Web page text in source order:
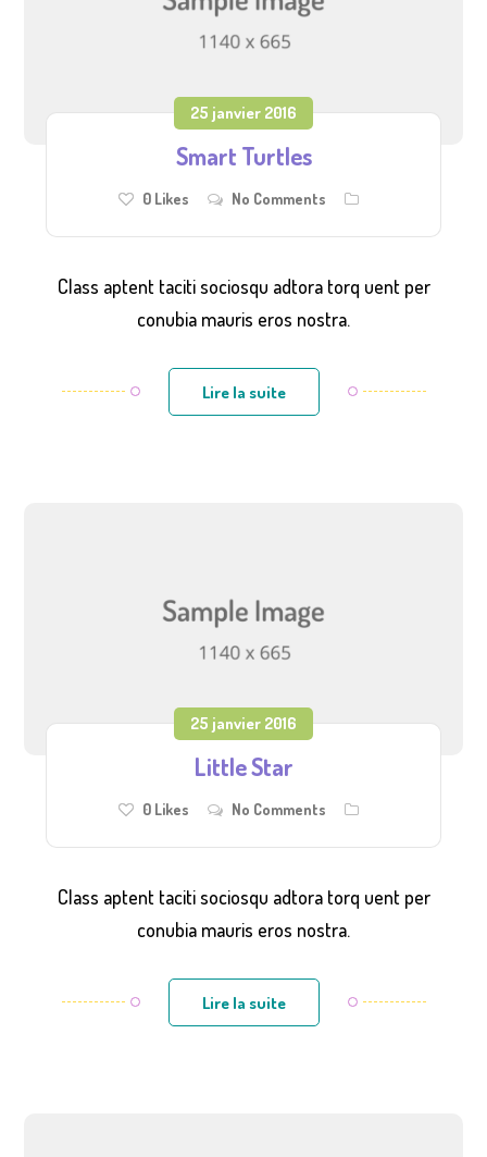
25 janvier 2016
Smart Turtles
0 Likes No Comments
Class aptent taciti sociosqu adtora torq uent per
conubia mauris eros nostra.
Lire la suite
25 janvier 2016
Little Star
0 Likes No Comments
Class aptent taciti sociosqu adtora torq uent per
conubia mauris eros nostra.
Lire la suite